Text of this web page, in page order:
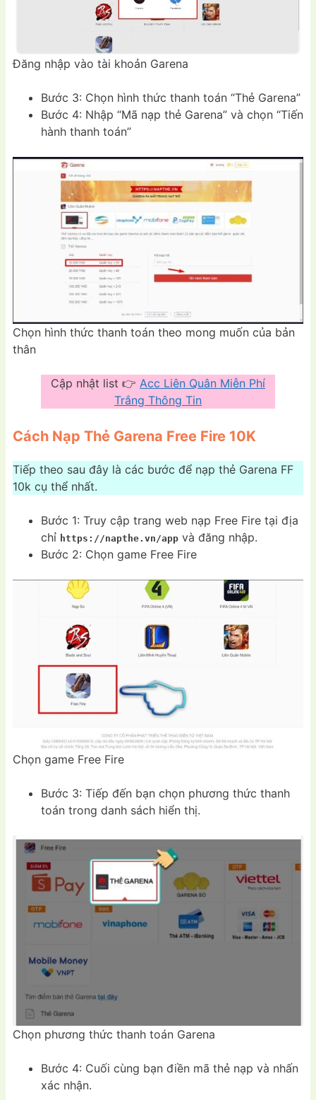
Đăng nhập vào tài khoản Garena
Bước 3: Chọn hình thức thanh toán “Thẻ Garena”
Bước 4: Nhập “Mã nạp thẻ Garena” và chọn “Tiến
hành thanh toán”
Chọn hình thức thanh toán theo mong muốn của bản
thân
Cập nhật list 👉 Acc Liên Quân Miễn Phí
Trắng Thông Tin
Cách Nạp Thẻ Garena Free Fire 10K
Tiếp theo sau đây là các bước để nạp thẻ Garena FF
10k cụ thể nhất.
Bước 1: Truy cập trang web nạp Free Fire tại địa
chỉ https://napthe.vn/app và đăng nhập.
Bước 2: Chọn game Free Fire
Chọn game Free Fire
Bước 3: Tiếp đến bạn chọn phương thức thanh
toán trong danh sách hiển thị.
Chọn phương thức thanh toán Garena
Bước 4: Cuối cùng bạn điền mã thẻ nạp và nhấn
xác nhận.